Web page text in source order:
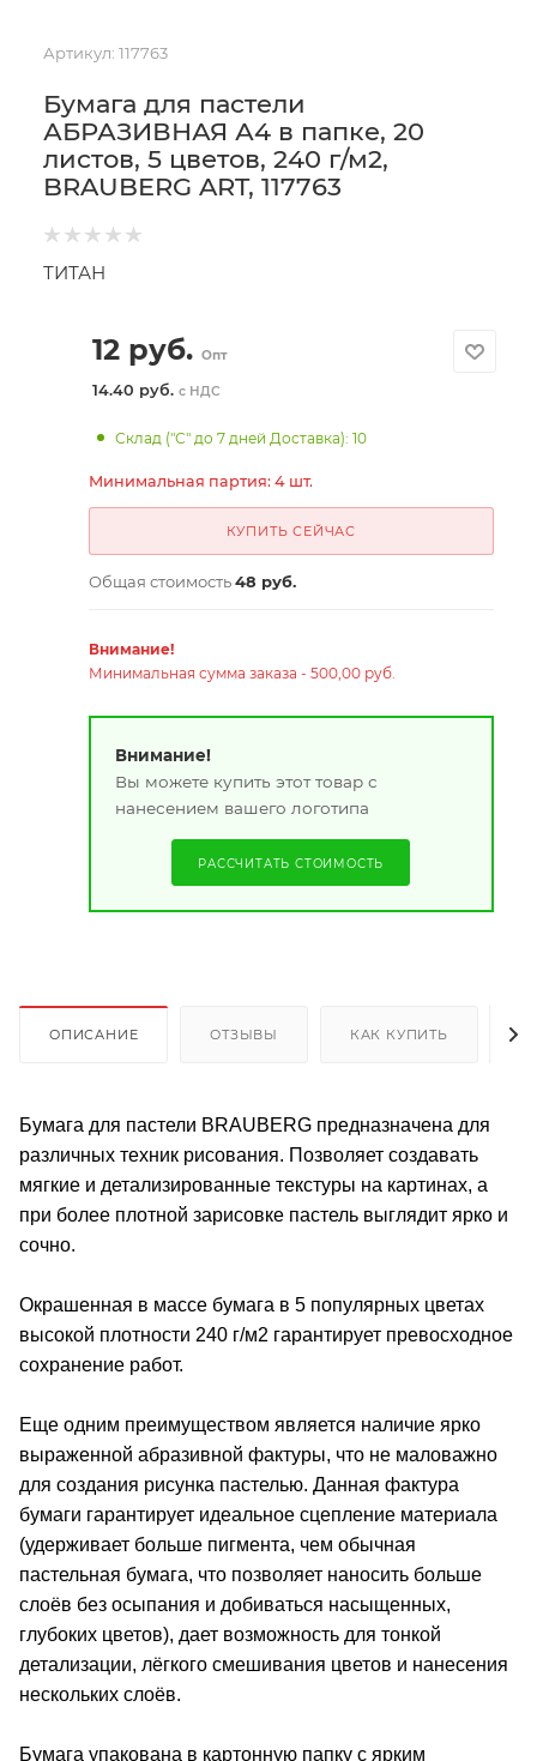
Артикул: 117763
Бумага для пастели
АБРАЗИВНАЯ А4 в папке, 20
листов, 5 цветов, 240 г/м2,
BRAUBERG ART, 117763
ТИТАН
12руб. Опт
14.40 руб. с НДС
Склад ("С" до 7 дней Доставка): 10
Минимальная партия: 4 шт.
КУПИТЬ СЕЙЧАС
Общая стоимость48 руб.
Внимание!
Минимальная сумма заказа - 500,00 руб.
Внимание!
Вы можете купить этот товар с
нанесением вашего логотипа
РАССЧИТАТЬ СТОИМОСТЬ
ОПИСАНИЕ ОТЗЫВЫ КАК КУПИТЬ
Бумага для пастели BRAUBERG предназначена для
различных техник рисования. Позволяет создавать
мягкие и детализированные текстуры на картинах, а
при более плотной зарисовке пастель выглядит ярко и
сочно.
Окрашенная в массе бумага в 5 популярных цветах
высокой плотности 240 г/м2 гарантирует превосходное
сохранение работ.
Еще одним преимуществом является наличие ярко
выраженной абразивной фактуры, что не маловажно
для создания рисунка пастелью. Данная фактура
бумаги гарантирует идеальное сцепление материала
(удерживает больше пигмента, чем обычная
пастельная бумага, что позволяет наносить больше
слоёв без осыпания и добиваться насыщенных,
глубоких цветов), дает возможность для тонкой
детализации, лёгкого смешивания цветов и нанесения
нескольких слоёв.
Бумага упакована в картонную папку с ярким